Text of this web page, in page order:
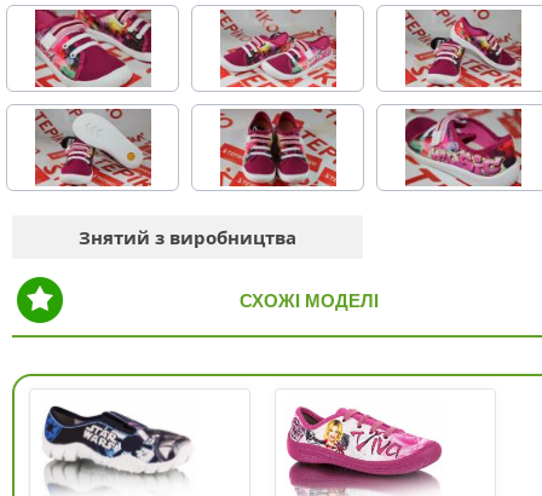
Знятий з виробництва
СХОЖІ МОДЕЛІ